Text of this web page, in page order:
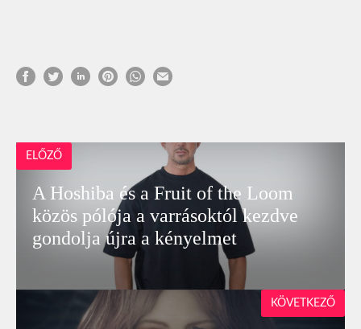
ELŐZŐ
A Hoshiba és a Fruit of the Loom
közös pólója a varrásoktól kezdve
gondolja újra a kényelmet
KÖVETKEZŐ